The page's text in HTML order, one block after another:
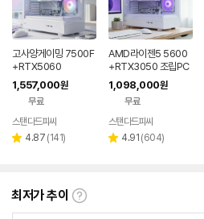
고사양게이밍 7500F
+RTX5060
1,557,000원
무료
페이
스탠다드피씨
별 4.87 리
(141)
AMD라이젠5 5600
+RTX3050 조립PC
1,098,000원
무료
페이
스탠다드피씨
별 4.91 리
(604)
최저가 추이
최